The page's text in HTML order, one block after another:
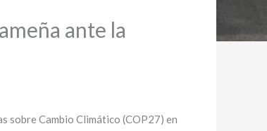
ante la
sobre Cambio Climático (COP27) en